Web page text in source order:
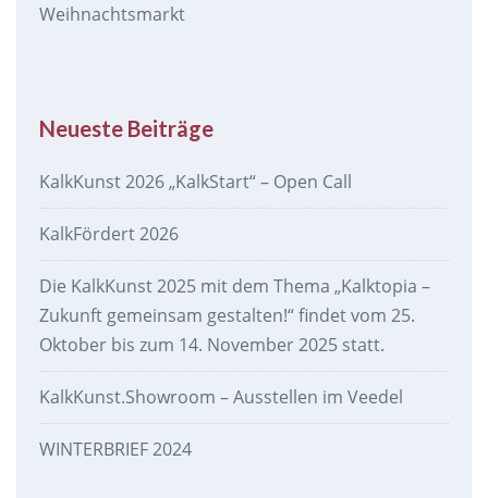
Weihnachtsmarkt
Neueste Beiträge
KalkKunst 2026 „KalkStart“ – Open Call
KalkFördert 2026
Die KalkKunst 2025 mit dem Thema „Kalktopia –
Zukunft gemeinsam gestalten!“ findet vom 25.
Oktober bis zum 14. November 2025 statt.
KalkKunst.Showroom – Ausstellen im Veedel
WINTERBRIEF 2024